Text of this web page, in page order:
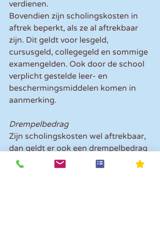
verdienen.
Bovendien zijn scholingskosten in
aftrek beperkt, als ze al aftrekbaar
zijn. Dit geldt voor lesgeld,
cursusgeld, collegegeld en sommige
examengelden. Ook door de school
verplicht gestelde leer- en
beschermingsmiddelen komen in
aanmerking.
Drempelbedrag
Zijn scholingskosten wel aftrekbaar,
dan geldt er ook een drempelbedrag
van € 250. Alleen het meerdere aan